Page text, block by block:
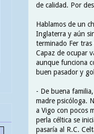
de calidad. Por
Hablamos de un
Inglaterra y aún
terminado Fer tras
Capaz de ocupar
aunque funciona
buen pasador y
- De buena
madre psicóloga.
a Vigo con pocos
perla céltica se
pasaría al R.C.